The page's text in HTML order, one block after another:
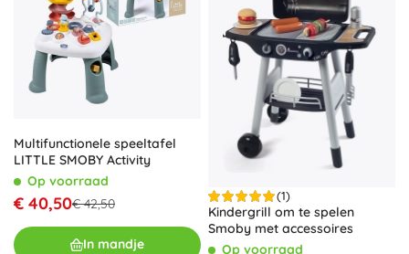
Multifunctionele speeltafel
LITTLE SMOBY Activity
Op voorraad
€ 40,50€ 42,50
In mandje
(1)
Kindergrill om te spelen
Smoby met accessoires
Op voorraad